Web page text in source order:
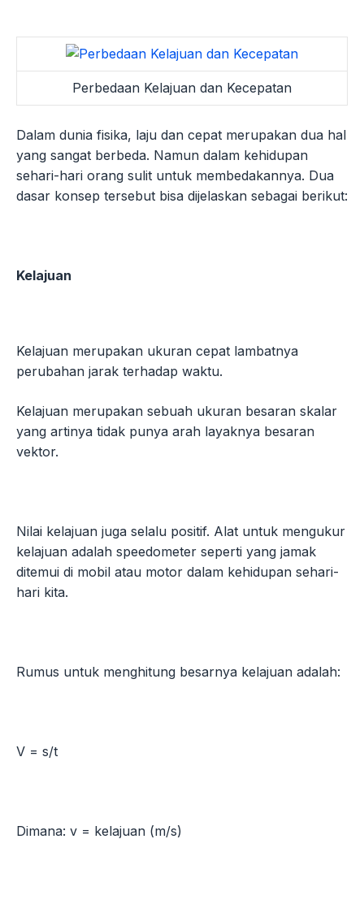
Perbedaan Kelajuan dan Kecepatan
Dalam dunia fisika, laju dan cepat merupakan dua hal
yang sangat berbeda. Namun dalam kehidupan
sehari-hari orang sulit untuk membedakannya. Dua
dasar konsep tersebut bisa dijelaskan sebagai berikut:
Kelajuan
Kelajuan merupakan ukuran cepat lambatnya
perubahan jarak terhadap waktu.
Kelajuan merupakan sebuah ukuran besaran skalar
yang artinya tidak punya arah layaknya besaran
vektor.
Nilai kelajuan juga selalu positif. Alat untuk mengukur
kelajuan adalah speedometer seperti yang jamak
ditemui di mobil atau motor dalam kehidupan sehari-
hari kita.
Rumus untuk menghitung besarnya kelajuan adalah:
V = s/t
Dimana: v = kelajuan (m/s)